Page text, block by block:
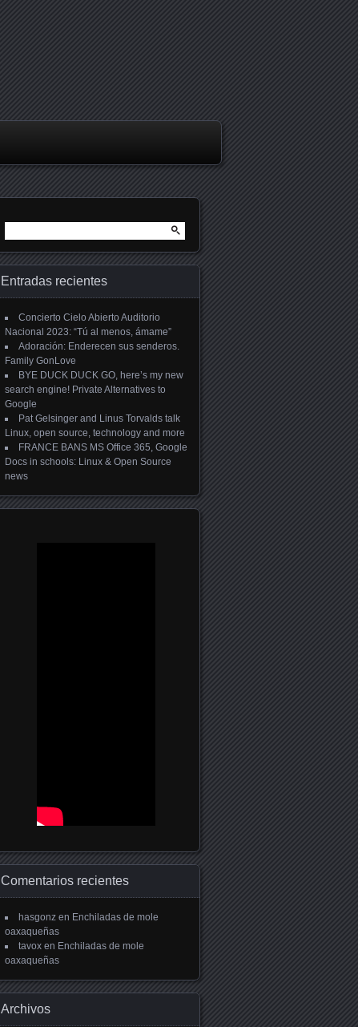
Entradas recientes
Concierto Cielo Abierto Auditorio
Nacional 2023: “Tú al menos, ámame”
Adoración: Enderecen sus senderos.
Family GonLove
BYE DUCK DUCK GO, here’s my new
search engine! Private Alternatives to
Google
Pat Gelsinger and Linus Torvalds talk
Linux, open source, technology and more
FRANCE BANS MS Office 365, Google
Docs in schools: Linux & Open Source
news
Comentarios recientes
hasgonz en Enchiladas de mole
oaxaqueñas
tavox en Enchiladas de mole
oaxaqueñas
Archivos